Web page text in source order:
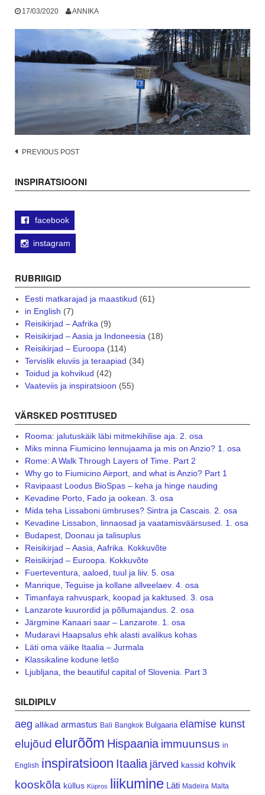
17/03/2020 ANNIKA
Post
PREVIOUS POST
INSPIRATSIOONI
facebook
instagram
RUBRIIGID
Eesti matkarajad ja maastikud (61)
in English (7)
Reisikirjad – Aafrika (9)
Reisikirjad – Aasia ja Indoneesia (18)
Reisikirjad – Euroopa (114)
Tervislik eluviis ja teraapiad (34)
Toidud ja kohvikud (42)
Vaateviis ja inspiratsioon (55)
VÄRSKED POSTITUSED
Rooma: jalutuskäik läbi mitmekihilise aja. 2. osa
Miks minna Fiumicino lennujaama ja mis on Anzio? 1. osa
Rome: A Walk Through Layers of Time. Part 2
Why go to Fiumicino Airport, and what is Anzio? Part 1
Ravipaast Loodus BioSpas – keha ja hinge nauding
Kevadine Porto, Fado ja ookean. 3. osa
Mida teha Lissaboni ümbruses? Sintra ja Cascais. 2. osa
Kevadine Lissabon, linnaosad ja vaatamisväärsused. 1. osa
Budapest, Doonau ja talisuplus
Reisikirjad – Aasia, Aafrika. Kokkuvõte
Reisikirjad – Euroopa. Kokkuvõte
Fuerteventura, aaloed, tuul ja liiv. 5. osa
Manrique, Teguise ja kollane allveelaev. 4. osa
Timanfaya rahvuspark, koopad ja kaktused. 3. osa
Lanzarote kuurordid ja põllumajandus. 2. osa
Järgmine Kanaari saar – Lanzarote. 1. osa
Mudaravi Haapsalus ehk alasti avalikus kohas
Läti oma väike Itaalia – Jurmala
Klassikaline kodune letšo
Ljubljana, the beautiful capital of Slovenia. Part 3
SILDIPILV
aeg allikad armastus Bali Bangkok Bulgaaria elamise kunst
elujõud elurõõm Hispaania immuunsus in
English inspiratsioon Itaalia järved kassid kohvik
kooskõla küllus Küpros liikumine Läti Madeira Malta